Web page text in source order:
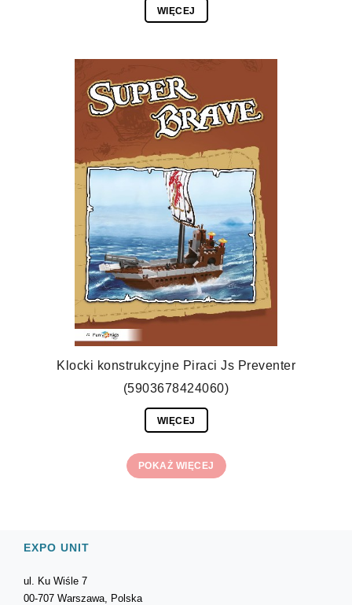
WIĘCEJ
Klocki konstrukcyjne Piraci Js Preventer
(5903678424060)
WIĘCEJ
POKAŻ WIĘCEJ
EXPO UNIT
ul. Ku Wiśle 7
00-707 Warszawa, Polska